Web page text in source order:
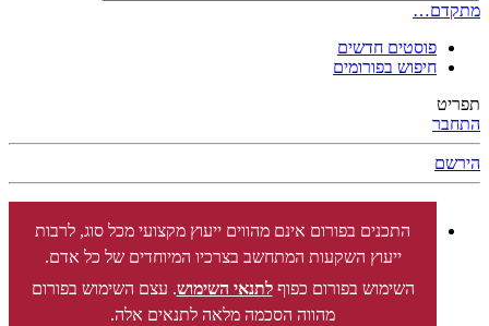
מתקדם…
פוסטים חדשים
חיפוש בפורומים
תפריט
התחבר
הירשם
התכנים בפורום אינם מהווים ייעוץ מקצועי מכל סוג, לרבות
ייעוץ השקעות המתחשב בצרכיו המיוחדים של כל אדם.
השימוש בפורום כפוףלתנאי השימוש. עצם השימוש בפורום
מהווה הסכמה מלאה לתנאים אלה.